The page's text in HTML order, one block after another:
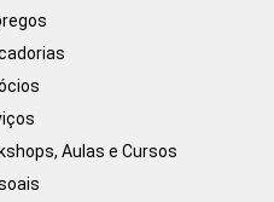
Aulas e Cursos